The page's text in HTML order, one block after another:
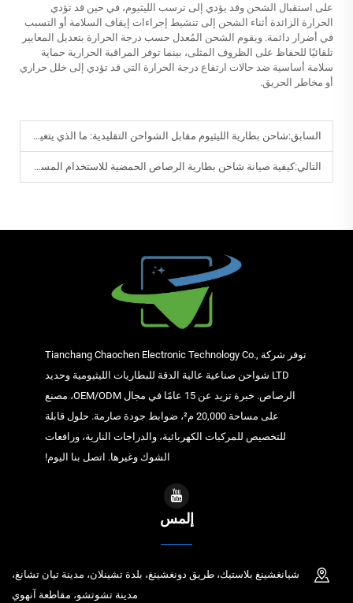
على استقبال الشحن وقد يؤدي إلى ترسب الليثيوم، في حين قد تؤدي
الحرارة الزائدة أثناء الشحن إلى تنشيط إجراءات إيقاف السلامة أو التسبب
في أضرار دائمة. ويقوم الشحن المُعدل حسب درجة الحرارة بتعديل المعايير
تلقائيًا للحفاظ على الظروف المثلى، بينما توفر المراقبة الحرارية حماية
سلامة أساسية ضد حالات ارتفاع درجة الحرارة التي قد تؤدي إلى خلل حراري
أو مخاطر الحريق.
السابق:شاحن بطارية الليثيوم مقابل الشواحن التقليدية: ما الذي يتغير حقًا؟
التالي:كيفية صيانة شاحن بطارية الرصاص الحمضية للاستخدام المستقر على المدى الطويل
توفر شركة Tianchang Chaochen Electronic Technology Co.,
LTD شواحن صناعية عالية الدقة للبطاريات الليثيومية وحديد
الرصاص. خبرة تزيد عن 15 عامًا في مجال OEM/ODM، مصنع
على مساحة 20,000 م²، ضوابط جودة صارمة. حلول قابلة
للتخصيص للمركبات الكهربائية، والدراجات النارية، ورافعات
الشوك وغيرها. اتصل بنا اليوم!
إلمس
شيانغشينغ بلاستيك، طريق دونغشينغ، بلدة تشينلان، مدينة تيان تشانغ،
مدينة تشوتشو، مقاطعة آنهوي